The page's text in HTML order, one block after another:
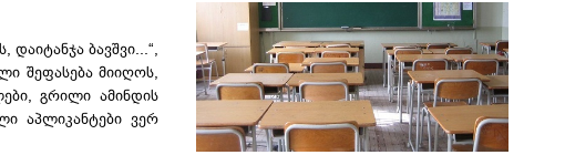
ბავშვი...“,
შეფასება მიიღოს,
გრილი ამინდის
აპლიკანტებივერ